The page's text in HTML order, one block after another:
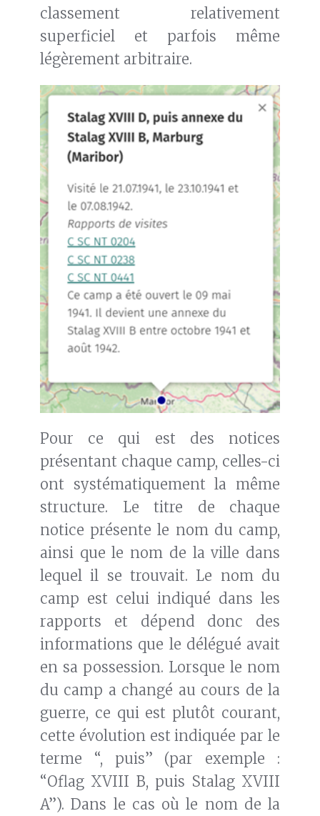
classement relativement
superficiel et parfois même
légèrement arbitraire.
Pour ce qui est des notices
présentant chaque camp, celles-ci
ont systématiquement la même
structure. Le titre de chaque
notice présente le nom du camp,
ainsi que le nom de la ville dans
lequel il se trouvait. Le nom du
camp est celui indiqué dans les
rapports et dépend donc des
informations que le délégué avait
en sa possession. Lorsque le nom
du camp a changé au cours de la
guerre, ce qui est plutôt courant,
cette évolution est indiquée par le
terme “, puis” (par exemple :
“Oflag XVIII B, puis Stalag XVIII
A”). Dans le cas où le nom de la